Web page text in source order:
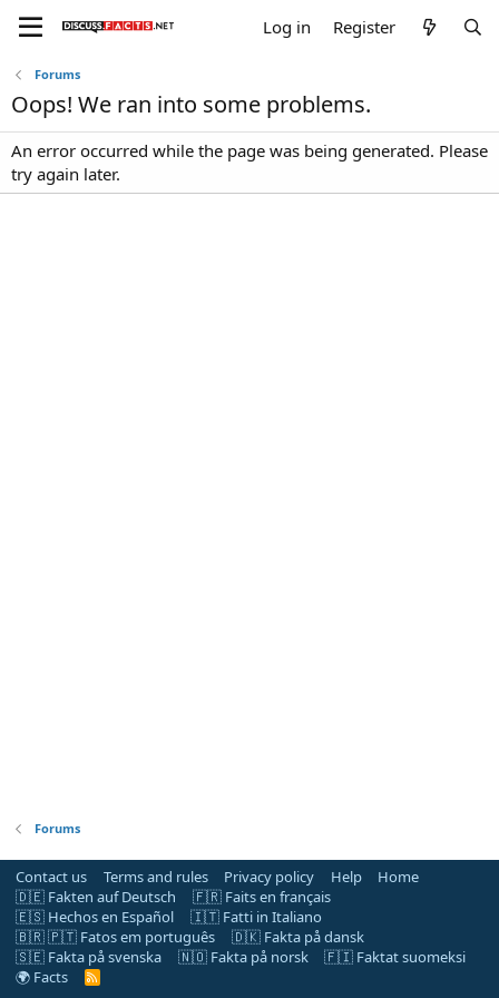
Log in Register
Forums
Oops! We ran into some problems.
An error occurred while the page was being generated. Please
try again later.
Forums
Contact us Terms and rules Privacy policy Help
Home
🇩🇪 Fakten auf Deutsch
🇫🇷 Faits en français
🇪🇸 Hechos en Español
🇮🇹 Fatti in Italiano
🇧🇷 🇵🇹 Fatos em português
🇩🇰 Fakta på dansk
🇸🇪 Fakta på svenska
🇳🇴 Fakta på norsk
🇫🇮 Faktat suomeksi
🌍 Facts
R